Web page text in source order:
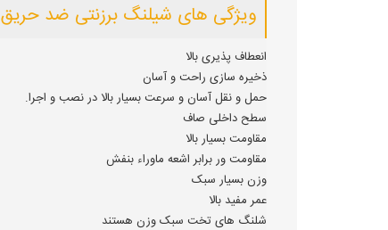
ویژگی های شیلنگ برزنتی ضد حریق
انعطاف پذیری بالا
ذخیره سازی راحت و آسان
حمل و نقل آسان و سرعت بسیار بالا در نصب و اجرا.
سطح داخلی صاف
مقاومت بسیار بالا
مقاومت ور برابر اشعه ماوراء بنفش
وزن بسیار سبک
عمر مفید بالا
شلنگ های تخت سبک وزن هستند